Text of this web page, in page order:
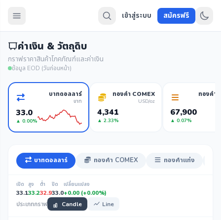
เข้าสู่ระบบ สมัครฟรี
ค่าเงิน & วัตถุดิบ
กราฟราคาสินค้าโภคภัณฑ์และค่าเงิน
ข้อมูล EOD (วันก่อนหน้า)
บาทดอลลาร์
บาท
33.0
▲ 0.00%
ทองคำ COMEX
USD/oz
4,341
▲ 2.33%
ทองคำ
67,900
▲ 0.07%
บาทดอลลาร์ ทองคำ COMEX ทองคำแท่ง
เปิด
33.1
สูง
33.2
ต่ำ
32.9
ปิด
33.0
เปลี่ยนแปลง
+0.00 (+0.00%)
ประเภทกราฟ
Candle Line